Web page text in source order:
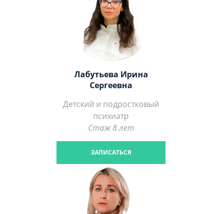
Лабутьева Ирина
Сергеевна
Детский и подростковый
психиатр
Стаж 8 лет
ЗАПИСАТЬСЯ